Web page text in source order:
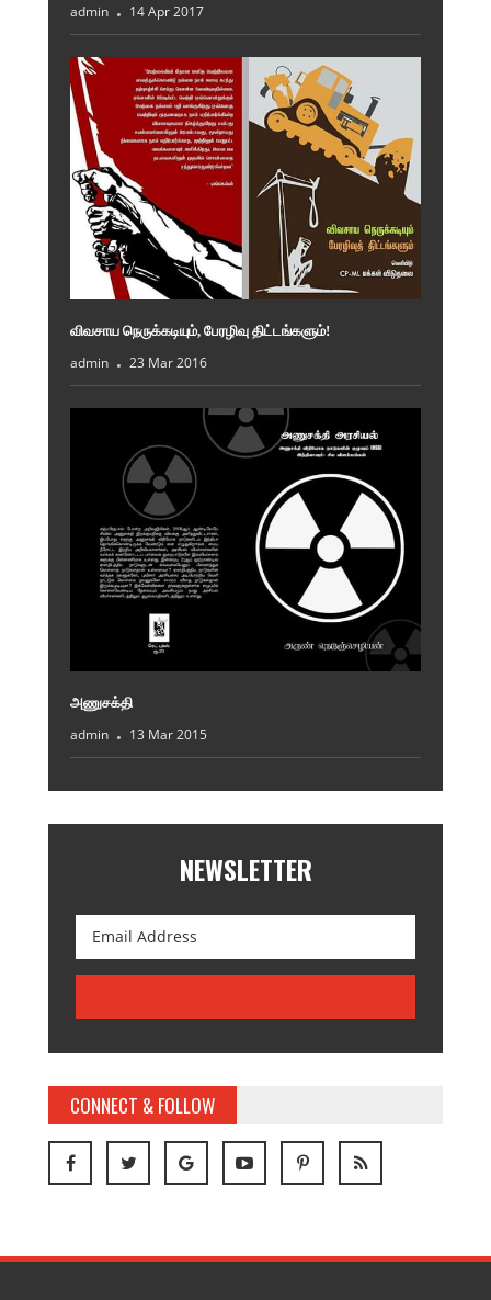
admin 14 Apr 2017
விவசாய நெருக்கடியும், பேரழிவு திட்டங்களும்!
admin 23 Mar 2016
அணுசக்தி
admin 13 Mar 2015
NEWSLETTER
CONNECT & FOLLOW